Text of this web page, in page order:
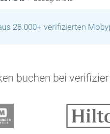
28.000+ verifizierten
buchen bei